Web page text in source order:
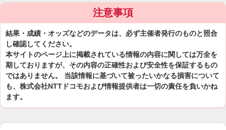
注意事項
結果・成績・オッズなどのデータは、必ず主催者発行のものと照合
し確認してください。
本サイトのページ上に掲載されている情報の内容に関しては万全を
期しておりますが、その内容の正確性および安全性を保証するもの
ではありません。 当該情報に基づいて被ったいかなる損害について
も、株式会社NTTドコモおよび情報提供者は一切の責任を負いかね
ます。